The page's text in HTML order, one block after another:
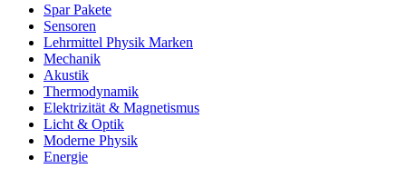
Spar Pakete
Sensoren
Lehrmittel Physik Marken
Mechanik
Akustik
Thermodynamik
Elektrizität & Magnetismus
Licht & Optik
Moderne Physik
Energie